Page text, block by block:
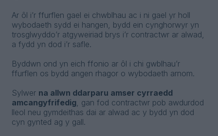
Ar ôl i’r ffurflen gael ei chwblhau ac i ni gael yr holl
wybodaeth sydd ei hangen, bydd ein cynghorwyr yn
trosglwyddo’r atgyweiriad brys i’r contractwr ar alwad,
a fydd yn dod i’r safle.
Byddwn ond yn eich ffonio ar ôl i chi gwblhau’r
ffurflen os bydd angen rhagor o wybodaeth arnom.
Sylwer na allwn ddarparu amser cyrraedd
amcangyfrifedig, gan fod contractwr pob awdurdod
lleol neu gymdeithas dai ar alwad ac y bydd yn dod
cyn gynted ag y gall.